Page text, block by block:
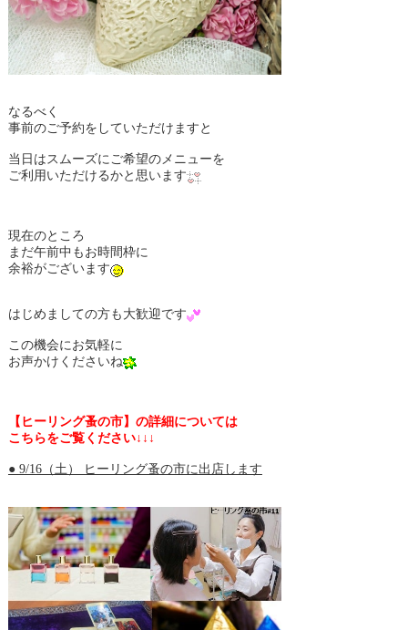
なるべく
事前のご予約をしていただけますと
当日はスムーズにご希望のメニューを
ご利用いただけるかと思います
現在のところ
まだ午前中もお時間枠に
余裕がございます
はじめましての方も大歓迎です
この機会にお気軽に
お声かけくださいね
【ヒーリング蚤の市】の詳細については
こちらをご覧ください↓↓↓
● 9/16（土） ヒーリング蚤の市に出店します